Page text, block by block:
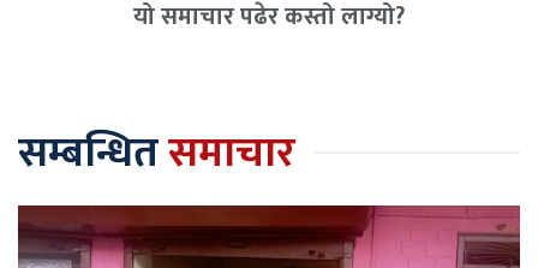
यो समाचार पढेर कस्तो लाग्यो?
सम्बन्धितसमाचार